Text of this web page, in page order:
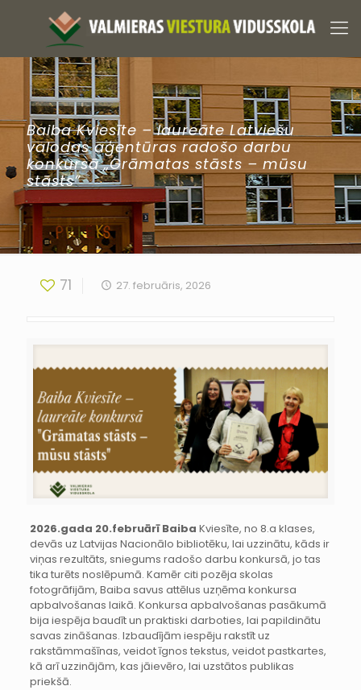
Baiba Kviesīte – laureāte Latviešu
valodas aģentūras radošo darbu
konkursā „Grāmatas stāsts – mūsu
stāsts”
71 27. februāris, 2026
2026.gada 20.februārī Baiba Kviesīte, no 8.a klases,
devās uz Latvijas Nacionālo bibliotēku, lai uzzinātu, kāds ir
viņas rezultāts, sniegums radošo darbu konkursā, jo tas
tika turēts noslēpumā. Kamēr citi pozēja skolas
fotogrāfijām, Baiba savus attēlus uzņēma konkursa
apbalvošanas laikā. Konkursa apbalvošanas pasākumā
bija iespēja baudīt un praktiski darboties, lai papildinātu
savas zināšanas. Izbaudījām iespēju rakstīt uz
rakstāmmašīnas, veidot īgnos tekstus, veidot pastkartes,
kā arī uzzinājām, kas jāievēro, lai uzstātos publikas
priekšā.